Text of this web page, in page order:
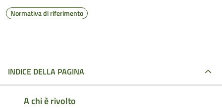
Normativa di riferimento
INDICE DELLA PAGINA
A chi è rivolto